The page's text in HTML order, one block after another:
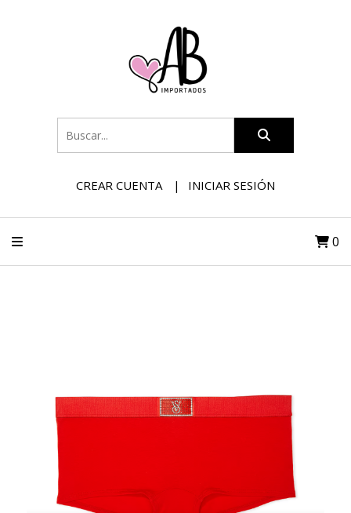
CREAR CUENTA INICIAR SESIÓN
0